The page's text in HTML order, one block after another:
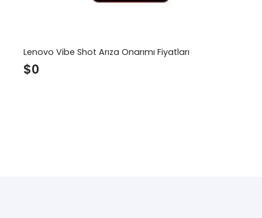
Lenovo Vibe Shot Arıza Onarımı Fiyatları
$0